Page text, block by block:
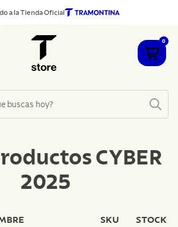
a la Tienda Oficial
0
CYBER
2025
SKU
STOCK